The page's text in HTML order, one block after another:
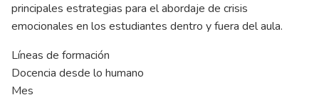
principales estrategias para el abordaje de crisis
emocionales en los estudiantes dentro y fuera del aula.
Líneas de formación
Docencia desde lo humano
Mes